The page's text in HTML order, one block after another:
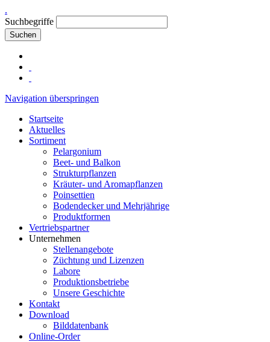
.
Suchbegriffe
Suchen
Navigation überspringen
Startseite
Aktuelles
Sortiment
Pelargonium
Beet- und Balkon
Strukturpflanzen
Kräuter- und Aromapflanzen
Poinsettien
Bodendecker und Mehrjährige
Produktformen
Vertriebspartner
Unternehmen
Stellenangebote
Züchtung und Lizenzen
Labore
Produktionsbetriebe
Unsere Geschichte
Kontakt
Download
Bilddatenbank
Online-Order